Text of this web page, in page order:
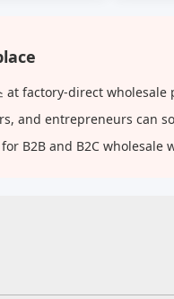
at factory-direct
and entrepreneurs
B2B and B2C wholesale